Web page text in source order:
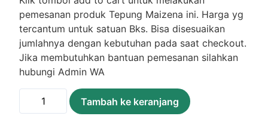
pemesanan produk Tepung Maizena ini. Harga yg
tercantum untuk satuan Bks. Bisa disesuaikan
jumlahnya dengan kebutuhan pada saat checkout.
Jika membutuhkan bantuan pemesanan silahkan
hubungi Admin WA
Kuantitas
Tepung
Tambah ke keranjang